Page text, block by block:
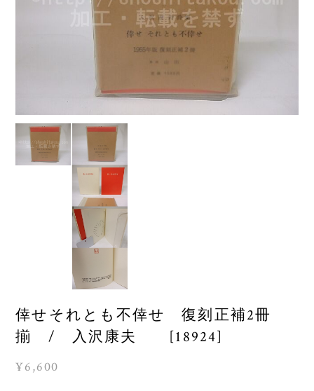
倖せそれとも不倖せ 復刻正補2冊
揃 / 入沢康夫 [18924]
¥6,600